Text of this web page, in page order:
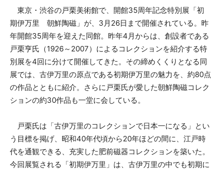
東京・渋谷の戸栗美術館で、開館35周年記念特別展「初
期伊万里 朝鮮陶磁」が、3月26日まで開催されている。昨
年開館35周年を迎えた同館。昨年4月からは、創設者である
戸栗亨氏（1926～2007）によるコレクションを紹介する特
別展を4回に分けて開催してきた。その締めくくりとなる同
展では、古伊万里の原点である初期伊万里の魅力を、約80点
の作品とともに紹介。さらに戸栗氏が愛した朝鮮陶磁コレク
ションの約30作品も一堂に会している。
戸栗氏は「古伊万里のコレクションで日本一になる」とい
う目標を掲げ、昭和40年代頃から20年ほどの間に、江戸時
代を通観できる、充実した肥前磁器コレクションを築いた。
今回展覧される「初期伊万里」は、古伊万里の中でも初期に